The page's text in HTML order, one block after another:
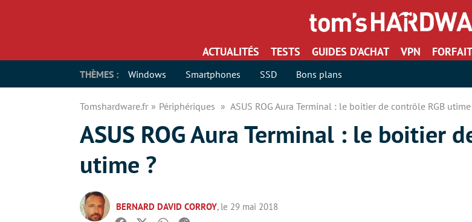
ACTUALITÉS TESTS GUIDES D’ACHAT VPN
THÈMES : Windows Smartphones SSD Bons plans
Tomshardware.fr Périphériques ASUS ROG Aura Terminal : le boitier de contrôle RGB utime
ASUS ROG Aura Terminal : le boitier
utime ?
BERNARD DAVID CORROY, le 29 mai 2018